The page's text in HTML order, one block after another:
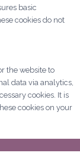
basic
cookies do not
the website to
data via analytics,
cookies. It is
cookies on your